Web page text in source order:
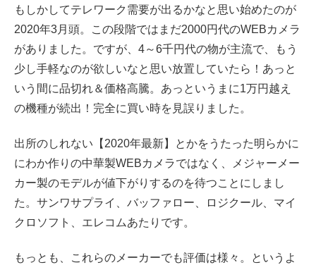
もしかしてテレワーク需要が出るかなと思い始めたのが
2020年3月頭。この段階ではまだ2000円代のWEBカメラ
がありました。ですが、4～6千円代の物が主流で、もう
少し手軽なのが欲しいなと思い放置していたら！あっと
いう間に品切れ＆価格高騰。あっというまに1万円越え
の機種が続出！完全に買い時を見誤りました。
出所のしれない【2020年最新】とかをうたった明らかに
にわか作りの中華製WEBカメラではなく、メジャーメー
カー製のモデルが値下がりするのを待つことにしまし
た。サンワサプライ、バッファロー、ロジクール、マイ
クロソフト、エレコムあたりです。
もっとも、これらのメーカーでも評価は様々。というよ